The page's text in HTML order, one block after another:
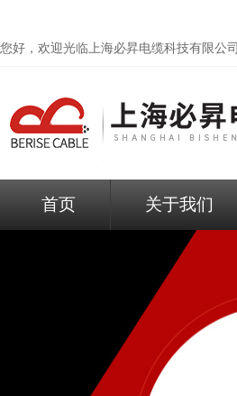
您好，欢迎光临上海必昇电缆科技有限公司
首页 关于我们